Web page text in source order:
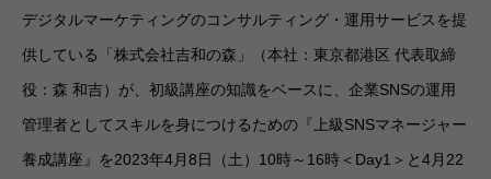
デジタルマーケティングのコンサルティング・運用サービスを提
供している「株式会社吉和の森」（本社：東京都港区 代表取締
役：森 和吉）が、初級講座の知識をベースに、企業SNSの運用
管理者としてスキルを身につけるための『上級SNSマネージャー
養成講座』を2023年4月8日（土）10時～16時＜Day1＞と4月22